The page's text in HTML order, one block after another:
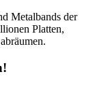
Metalbands der
Platten,